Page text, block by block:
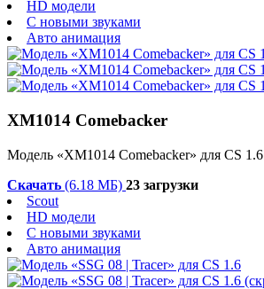
HD модели
С новыми звуками
Авто анимация
XM1014 Comebacker
Модель «XM1014 Comebacker» для CS 1.6
Скачать (6.18 МБ) 23 загрузки
Scout
HD модели
С новыми звуками
Авто анимация